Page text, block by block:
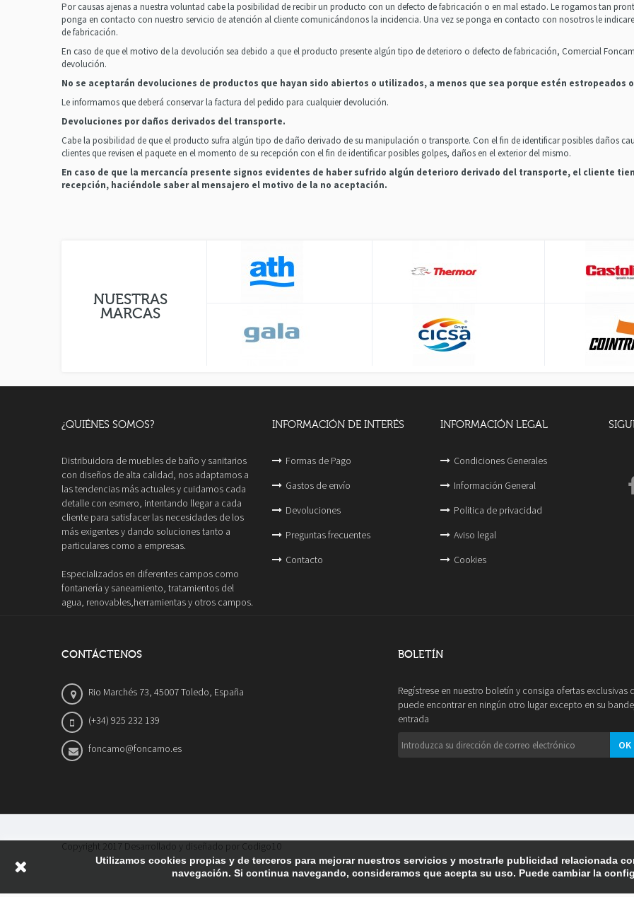
Por causas ajenas a nuestra voluntad cabe la posibilidad de recibir un producto con un defecto de fabricación o en mal estado. Le rogamos tan
ponga en contacto con nuestro servicio de atención al cliente comunicándonos la incidencia. Una vez se ponga en contacto con nosotros le
de fabricación.
En caso de que el motivo de la devolución sea debido a que el producto presente algún tipo de deterioro o defecto de fabricación, Comercial
devolución.
No se aceptarán devoluciones de productos que hayan sido abiertos o utilizados, a menos que sea porque estén estropeados
Le informamos que deberá conservar la factura del pedido para cualquier devolución.
Devoluciones por daños derivados del transporte.
Cabe la posibilidad de que el producto sufra algún tipo de daño derivado de su manipulación o transporte. Con el fin de identificar posibles daños
clientes que revisen el paquete en el momento de su recepción con el fin de identificar posibles golpes, daños en el exterior del mismo.
En caso de que la mercancía presente signos evidentes de haber sufrido algún deterioro derivado del transporte, el cliente
recepción, haciéndole saber al mensajero el motivo de la no aceptación.
NUESTRAS
MARCAS
¿QUIÉNES SOMOS?
Distribuidora de muebles de baño y sanitarios
con diseños de alta calidad, nos adaptamos a
las tendencias más actuales y cuidamos cada
detalle con esmero, intentando llegar a cada
cliente para satisfacer las necesidades de los
más exigentes y dando soluciones tanto a
particulares como a empresas.
Especializados en diferentes campos como
fontanería y saneamiento, tratamientos del
agua, renovables,herramientas y otros campos.
INFORMACIÓN DE INTERÉS
Formas de Pago
Gastos de envío
Devoluciones
Preguntas frecuentes
Contacto
INFORMACIÓN LEGAL
Condiciones Generales
Información General
Politica de privacidad
Aviso legal
Cookies
Utilizamos cookies propias y de terceros para mejorar nuestros servicios y mostrarle publicidad relacionada
navegación. Si continua navegando, consideramos que acepta su uso. Puede cambiar la
CONTÁCTENOS
Rio Marchés 73, 45007 Toledo, España
(+34) 925 232 139
foncamo@foncamo.es
BOLETÍN
Regístrese en nuestro boletín y consiga ofertas exclusivas
puede encontrar en ningún otro lugar excepto en su
entrada
OK
Copyright 2017 Desarrollado y diseñado por Codigo10